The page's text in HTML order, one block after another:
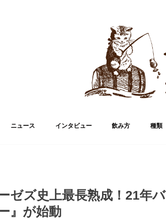
ニュース インタビュー 飲み方 種類
ゼズ史上最長熟成！21年
』が始動